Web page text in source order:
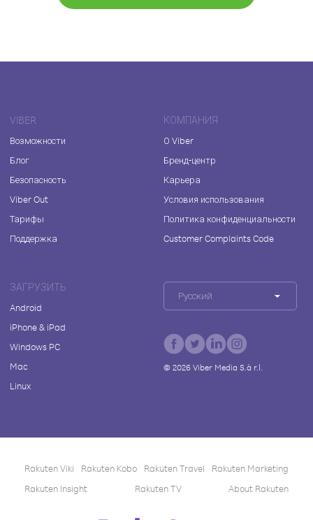
VIBER
Возможности
Блог
Безопасность
Viber Out
Тарифы
Поддержка
КОМПАНИЯ
О Viber
Бренд-центр
Карьера
Условия использования
Политика конфиденциальности
Customer Complaints Code
ЗАГРУЗИТЬ
Android
iPhone & iPad
Windows PC
Mac
Linux
Русский
© 2026Viber Media S.à r.l.
Rakuten Viki Rakuten Kobo Rakuten Travel
Rakuten Marketing
Rakuten Insight
Rakuten TV About Rakuten